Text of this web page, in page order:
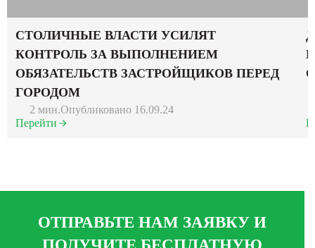
СТОЛИЧНЫЕ ВЛАСТИ УСИЛЯТ
КОНТРОЛЬ ЗА ВЫПОЛНЕНИЕМ
ОБЯЗАТЕЛЬСТВ ЗАСТРОЙЩИКОВ ПЕРЕД
ГОРОДОМ
2 мин.Опубликовано 16.09.24
Перейти
ОТПРАВЬТЕ НАМ ЗАЯВКУ И